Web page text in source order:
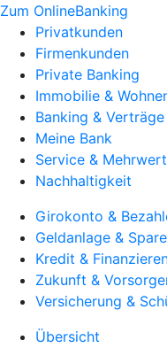
Zum OnlineBanking
Privatkunden
Firmenkunden
Private Banking
Immobilie &
Banking & Verträge
Meine Bank
Service &
Nachhaltigkeit
Girokonto &
Geldanlage &
Kredit &
Zukunft &
Versicherung &
Übersicht